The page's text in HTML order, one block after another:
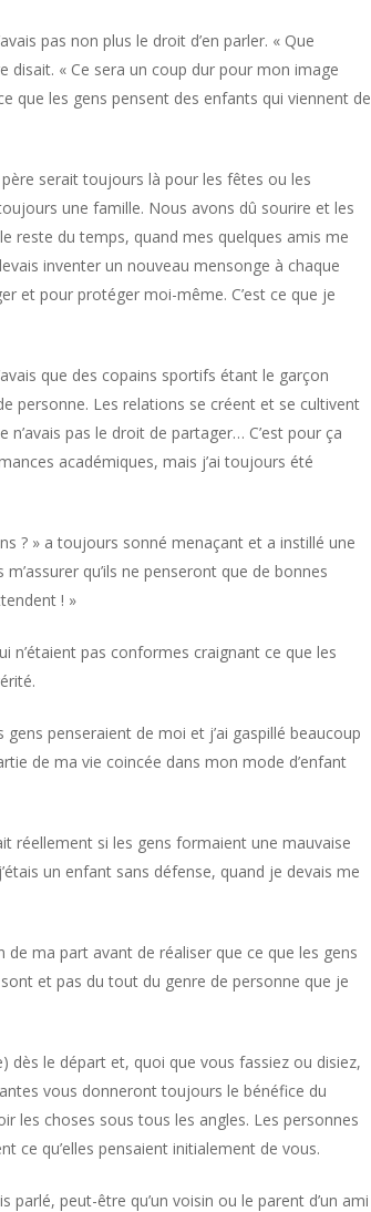
pas non plus le droit d’en parler. « Que
disait. « Ce sera un coup dur pour mon image
que les gens pensent des enfants qui viennent de
serait toujours là pour les fêtes ou les
une famille. Nous avons dû sourire et les
reste du temps, quand mes quelques amis me
inventer un nouveau mensonge à chaque
et pour protéger moi-même. C’est ce que je
que des copains sportifs étant le garçon
personne. Les relations se créent et se cultivent
pas le droit de partager… C’est pour ça
académiques, mais j’ai toujours été
? » a toujours sonné menaçant et a instillé une
qu’ils ne penseront que de bonnes
! »
n’étaient pas conformes craignant ce que les
penseraient de moi et j’ai gaspillé beaucoup
de ma vie coincée dans mon mode d’enfant
réellement si les gens formaient une mauvaise
un enfant sans défense, quand je devais me
ma part avant de réaliser que ce que les gens
et pas du tout du genre de personne que je
le départ et, quoi que vous fassiez ou disiez,
vous donneront toujours le bénéfice du
les choses sous tous les angles. Les personnes
ce qu’elles pensaient initialement de vous.
parlé, peut-être qu’un voisin ou le parent d’un ami